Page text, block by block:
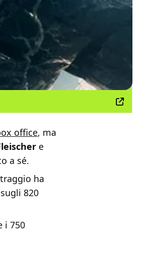
office, ma
e
a sé.
ha
820
i 750